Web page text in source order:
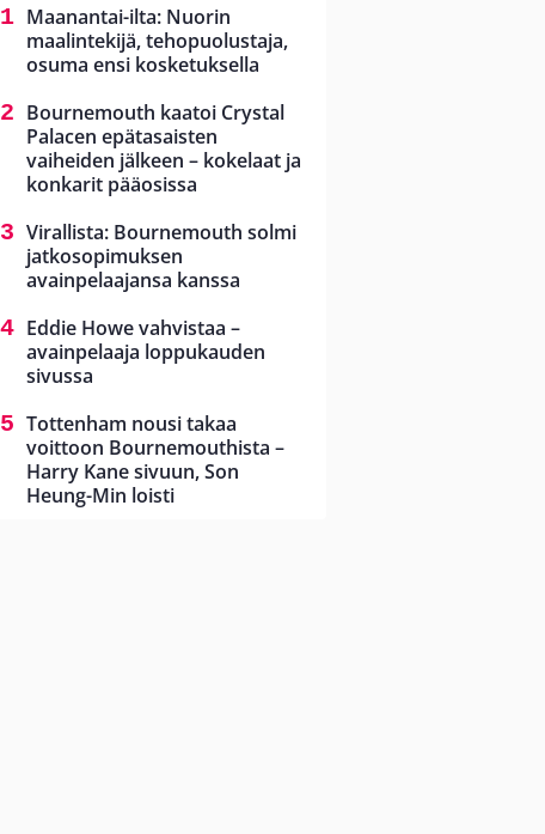
Maanantai-ilta: Nuorin
maalintekijä, tehopuolustaja,
osuma ensi kosketuksella
Bournemouth kaatoi Crystal
Palacen epätasaisten
vaiheiden jälkeen – kokelaat ja
konkarit pääosissa
Virallista: Bournemouth solmi
jatkosopimuksen
avainpelaajansa kanssa
Eddie Howe vahvistaa –
avainpelaaja loppukauden
sivussa
Tottenham nousi takaa
voittoon Bournemouthista –
Harry Kane sivuun, Son
Heung-Min loisti